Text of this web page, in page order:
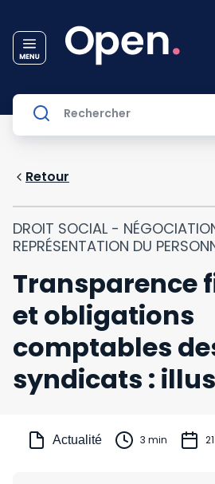
Retour
DROIT SOCIAL -
REPRÉSENTATION DU
Transparence
et obligations
comptables
syndicats :
Actualité 3 min